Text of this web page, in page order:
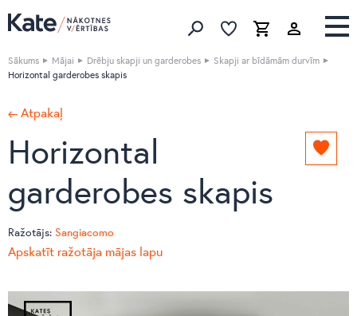
Meklēt produktus
IzlaseGrozs Izlase
Sākums Mājai Drēbju skapji un garderobes
Skapji ar bīdāmām durvīm
Horizontal garderobes skapis
← Atpakaļ
Horizontal
garderobes skapis
Ražotājs: Sangiacomo
Apskatīt ražotāja mājas lapu